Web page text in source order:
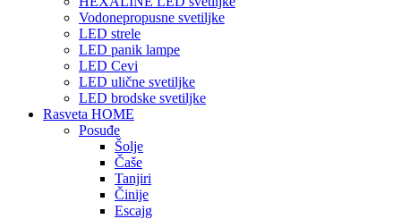
Vodonepropusne svetiljke
LED strele
LED panik lampe
LED Cevi
LED ulične svetiljke
LED brodske svetiljke
Rasveta HOME
Posuđe
Šolje
Čaše
Tanjiri
Činije
Escajg